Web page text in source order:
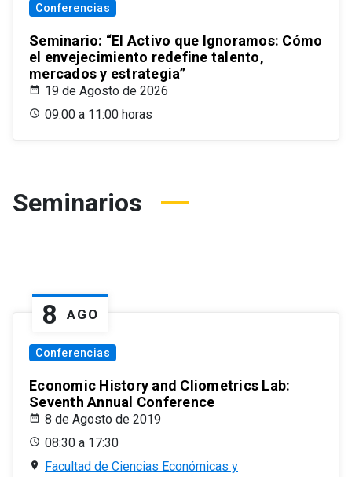
Conferencias
Seminario: “El Activo que Ignoramos: Cómo
el envejecimiento redefine talento,
mercados y estrategia”
19 de Agosto de 2026
09:00 a 11:00 horas
Seminarios
8 AGO
Conferencias
Economic History and Cliometrics Lab:
Seventh Annual Conference
8 de Agosto de 2019
08:30 a 17:30
Facultad de Ciencias Económicas y